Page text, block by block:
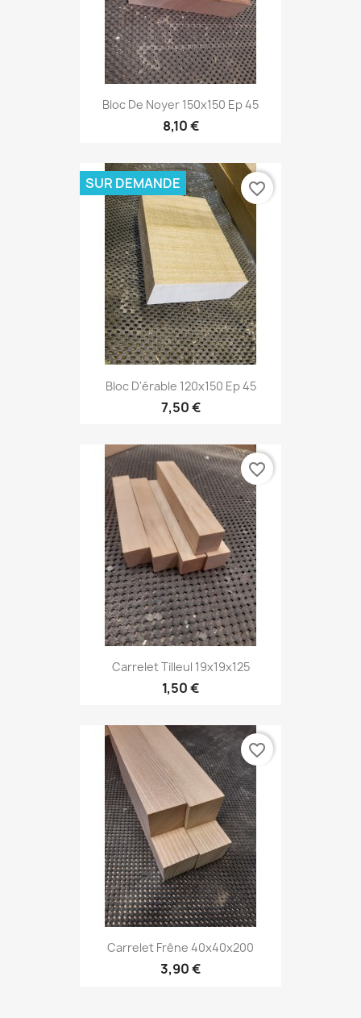
Bloc De Noyer 150x150 Ep 45
8,10 €
Bloc D'érable 120x150 Ep 45
7,50 €
SUR DEMANDE favorite_border
Carrelet Tilleul 19x19x125
1,50 €
favorite_border
Carrelet Frêne 40x40x200
3,90 €
favorite_border